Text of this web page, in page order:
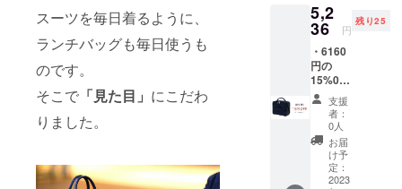
スーツを毎日着るように、
ランチバッグも毎日使うも
のです。
そこで 「見た目」 にこだわ
りました。
が異な
る為、
が変わ
りま
す。
※2023
年7月中
旬よ
り、お
申込み
順に発
送のス
が遅れ
る場合
がござ
いま
す。 ※
モニ
ター上
の色合
いと実
際の革
色が異
なる場
合がご
型
(4041)×
1点(グ
レー/60
21) ※仕
様、デ
ザイン
等、変
更にな
る場合
がござ
いま
す。 ※
5,2
36 円
残り25
・6160
円の
15%0F
F →
5236円
（税
込）で
ご提供
【商品
単品
支援
者：
0人
お届
け予
定：
2023